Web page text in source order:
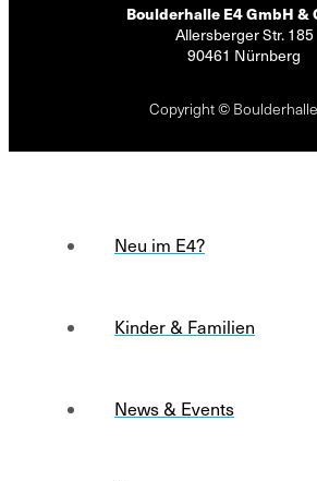
Boulderhalle E4 GmbH &
Allersberger Str. 185
90461 Nürnberg
Copyright ©
Neu im E4?
Kinder & Familien
News & Events